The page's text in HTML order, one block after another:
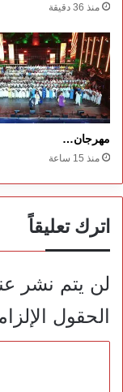
منذ 36 دقيقة
مهرجان…
منذ 15 ساعة
اترك تعليقاً
لن يتم نشر
الحقول